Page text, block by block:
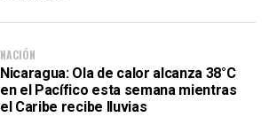
NACIÓN
Nicaragua: Ola de calor alcanza 38°C
en el Pacífico esta semana mientras
el Caribe recibe lluvias